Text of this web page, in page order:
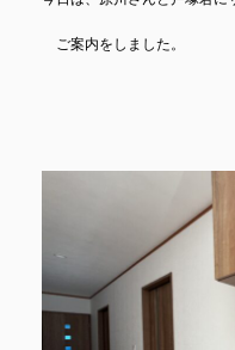
ご案内をしました。